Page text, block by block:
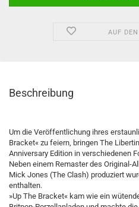
AUF
Beschreibung
Um die Veröffentlichung ihres
Bracket« zu feiern, bringen The
Anniversary Edition in verschiedenen
Neben einem Remaster des Original-
Mick Jones (The Clash) produziert
enthalten.
»Up The Bracket« kam wie ein